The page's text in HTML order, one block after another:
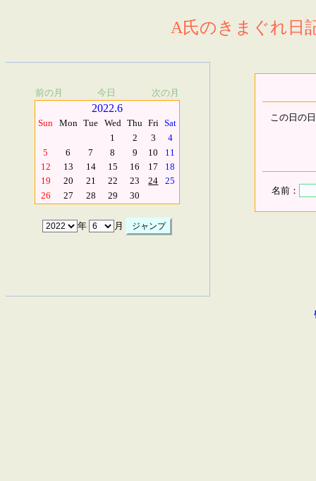
A氏のきまぐれ日
前の月 今日 次の月
2022.6
Sun Mon Tue Wed Thu Fri Sat
1
2 3
4
5
6 7 8 9 10
11
12
13 14 15 16 17
18
19
20 21 22 23 24
25
26
27 28 29 30
年 月
この日の
名前：